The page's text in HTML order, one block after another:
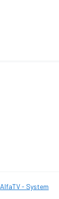
AlfaTV - System